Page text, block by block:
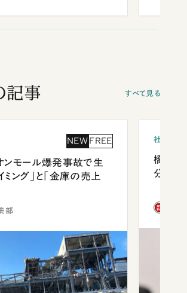
記事 すべて見る
NEW FREE
ンモール爆発事故で生
ミング」と「金庫の売上
部
社会
橋本愛
分 佐